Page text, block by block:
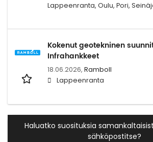
Lappeenranta, Oulu, Pori,
Kokenut geotekninen
Infrahankkeet
18.06.2026, Ramboll
Lappeenranta
Haluatko suosituksia
sähköpostitse?